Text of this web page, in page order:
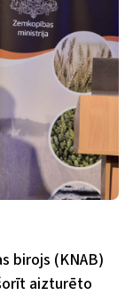
birojs (KNAB)
aizturēto